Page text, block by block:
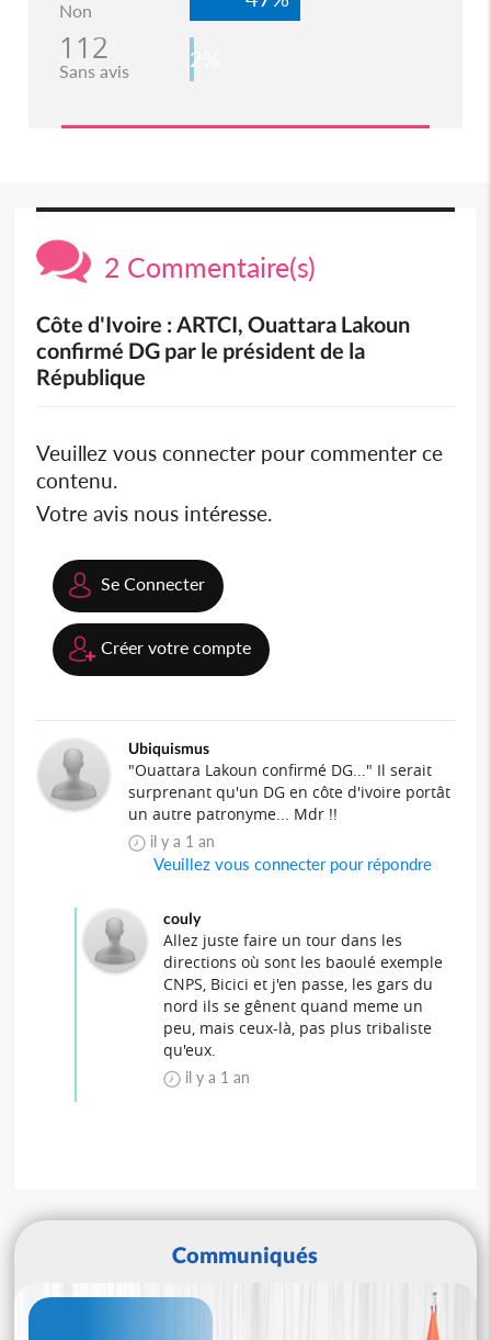
Non
112
Sans avis 2%
2 Commentaire(s)
Côte d'Ivoire : ARTCI, Ouattara Lakoun
confirmé DG par le président de la
République
Veuillez vous connecter pour commenter ce
contenu.
Votre avis nous intéresse.
Se Connecter
Créer votre compte
Ubiquismus
"Ouattara Lakoun confirmé DG..." Il serait
surprenant qu'un DG en côte d'ivoire portât
un autre patronyme... Mdr !!
il y a 1 an
Veuillez vous connecter pour répondre
couly
Allez juste faire un tour dans les
directions où sont les baoulé exemple
CNPS, Bicici et j'en passe, les gars du
nord ils se gênent quand meme un
peu, mais ceux-là, pas plus tribaliste
qu'eux.
il y a 1 an
Communiqués